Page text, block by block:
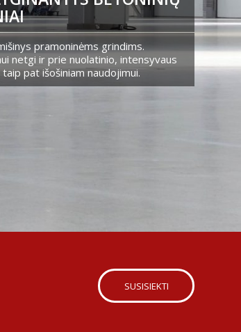
pramoninėms grindims.
netgi ir prie nuolatinio, intensyvaus
pat išošiniam naudojimui.
SUSISIEKTI